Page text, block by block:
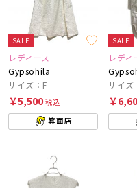
SALE
レディース
Gypsohila
サイズ：F
￥5,500税込
箕面店
SALE
レディ
サイズ
￥